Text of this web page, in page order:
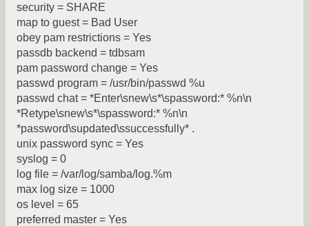
security = SHARE
map to guest = Bad User
obey pam restrictions = Yes
passdb backend = tdbsam
pam password change = Yes
passwd program = /usr/bin/passwd %u
passwd chat = *Enter\snew\s*\spassword:* %n\n
*Retype\snew\s*\spassword:* %n\n
*password\supdated\ssuccessfully* .
unix password sync = Yes
syslog = 0
log file = /var/log/samba/log.%m
max log size = 1000
os level = 65
preferred master = Yes